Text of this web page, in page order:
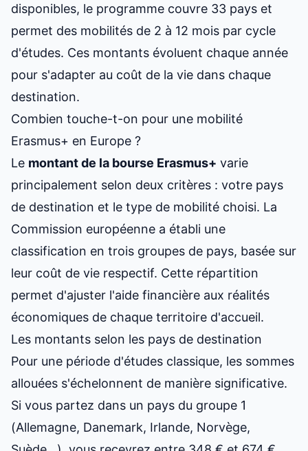
disponibles, le programme couvre 33 pays et
permet des mobilités de 2 à 12 mois par cycle
d'études. Ces montants évoluent chaque année
pour s'adapter au coût de la vie dans chaque
destination.
Combien touche-t-on pour une mobilité
Erasmus+ en Europe ?
Le montant de la bourse Erasmus+ varie
principalement selon deux critères : votre pays
de destination et le type de mobilité choisi. La
Commission européenne a établi une
classification en trois groupes de pays, basée sur
leur coût de vie respectif. Cette répartition
permet d'ajuster l'aide financière aux réalités
économiques de chaque territoire d'accueil.
Les montants selon les pays de destination
Pour une période d'études classique, les sommes
allouées s'échelonnent de manière significative.
Si vous partez dans un pays du groupe 1
(Allemagne, Danemark, Irlande, Norvège,